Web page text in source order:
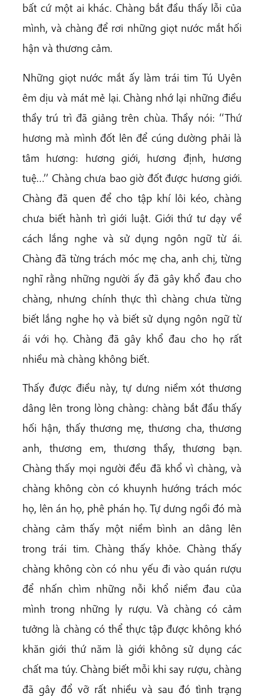
bất cứ một ai khác. Chàng bắt đầu thấy lỗi của
mình, và chàng để rơi những giọt nước mắt hối
hận và thương cảm.
Những giọt nước mắt ấy làm trái tim Tú Uyên
êm dịu và mát mẻ lại. Chàng nhớ lại những điều
thầy trú trì đã giảng trên chùa. Thầy nói: ‘‘Thứ
hương mà mình đốt lên để cúng dường phải là
tâm hương: hương giới, hương định, hương
tuệ…’’ Chàng chưa bao giờ đốt được hương giới.
Chàng đã quen để cho tập khí lôi kéo, chàng
chưa biết hành trì giới luật. Giới thứ tư dạy về
cách lắng nghe và sử dụng ngôn ngữ từ ái.
Chàng đã từng trách móc mẹ cha, anh chị, từng
nghĩ rằng những người ấy đã gây khổ đau cho
chàng, nhưng chính thực thì chàng chưa từng
biết lắng nghe họ và biết sử dụng ngôn ngữ từ
ái với họ. Chàng đã gây khổ đau cho họ rất
nhiều mà chàng không biết.
Thấy được điều này, tự dưng niềm xót thương
dâng lên trong lòng chàng: chàng bắt đầu thấy
hối hận, thấy thương mẹ, thương cha, thương
anh, thương em, thương thầy, thương bạn.
Chàng thấy mọi người đều đã khổ vì chàng, và
chàng không còn có khuynh hướng trách móc
họ, lên án họ, phê phán họ. Tự dưng ngồi đó mà
chàng cảm thấy một niềm bình an dâng lên
trong trái tim. Chàng thấy khỏe. Chàng thấy
chàng không còn có nhu yếu đi vào quán rượu
để nhấn chìm những nỗi khổ niềm đau của
mình trong những ly rượu. Và chàng có cảm
tưởng là chàng có thể thực tập được không khó
khăn giới thứ năm là giới không sử dụng các
chất ma túy. Chàng biết mỗi khi say rượu, chàng
đã gây đổ vỡ rất nhiều và sau đó tình trạng